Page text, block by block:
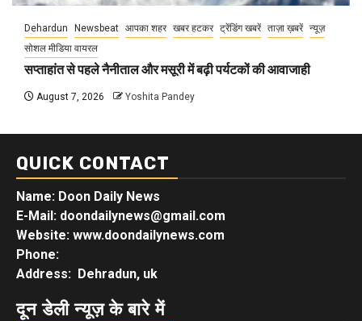
Dehardun Newsbeat आपका शहर खबर हटकर ट्रेंडिंग खबरें ताज़ा ख़बरें न्यूज़
सोशल मीडिया वायरल
सप्ताहांत से पहले नैनीताल और मसूरी में बढ़ी पर्यटकों की आवाजाही
August 7, 2026 Yoshita Pandey
QUICK CONTACT
Name: Doon Daily News
E-Mail: doondailynews@gmail.com
Website: www.doondailynews.com
Phone:
Address: Dehradun, uk
दून डेली न्यूज़ के बारे में